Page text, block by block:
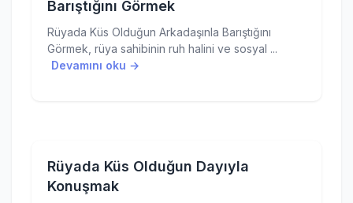
Barıştığını Görmek
Rüyada Küs Olduğun Arkadaşınla Barıştığını
Görmek, rüya sahibinin ruh halini ve sosyal ...
Devamını oku →
Rüyada Küs Olduğun Dayıyla
Konuşmak